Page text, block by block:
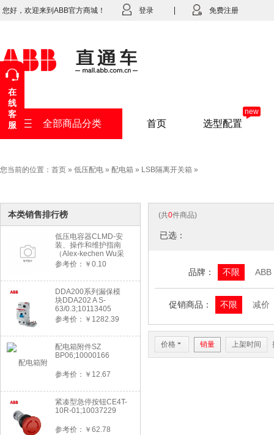
您好，欢迎来到ABB官方商城！ 登录 免费注册
全部商品分类 首页 选型配置
new
您当前的位置： 首页 » 低压配电 » 配电箱 » LSB隔离开关箱 »
本类销售排行榜
低压电容器CLMD-安
装、操作和维护指南
（Alex-kechen Wu采
购）-2022年版
参考价：￥0.10
DDA200系列漏保模
块DDA202 A S-
63/0.3;10113405
参考价：￥1282.39
配电箱附件SZ
BP06;10000166
参考价：￥12.67
紧凑型急停按钮CE4T-
10R-01;10037229
参考价：￥62.78
(共0件商品)
已选：
品牌： 不限 ABB
促销商品： 不限 减价
价格 6 销量 上架时间
在
线
客
服